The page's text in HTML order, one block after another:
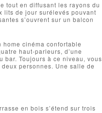
tout en diffusant les rayons du
lits de jour surélevés pouvant
s’ouvrent sur un balcon
cinéma confortable
haut-parleurs, d’une
bar. Toujours à ce niveau, vous
personnes. Une salle de
en bois s’étend sur trois